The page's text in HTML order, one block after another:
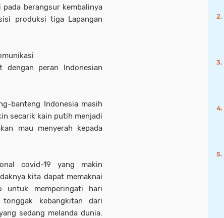
berangsur kembalinya
produksi tiga Lapangan
peran Indonesian
banteng Indonesia masih
secarik kain putih menjadi
mau menyerah kepada
covid-19 yang makin
kita dapat memaknai
untuk memperingati hari
kebangkitan dari
sedang melanda dunia.